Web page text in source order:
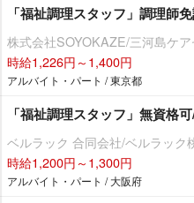
「福祉調理スタッフ」調理師
株式会社SOYOKAZE/三河島ケ
時給1,226円～1,400円
アルバイト・パート / 東京都
「福祉調理スタッフ」無資格
ベルラック 合同会社/ベルラック
時給1,200円～1,300円
アルバイト・パート / 大阪府